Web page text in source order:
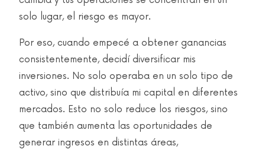
solo lugar, el riesgo es mayor.
Por eso, cuando empecé a obtener ganancias
consistentemente, decidí diversificar mis
inversiones. No solo operaba en un solo tipo de
activo, sino que distribuía mi capital en diferentes
mercados. Esto no solo reduce los riesgos, sino
que también aumenta las oportunidades de
generar ingresos en distintas áreas,